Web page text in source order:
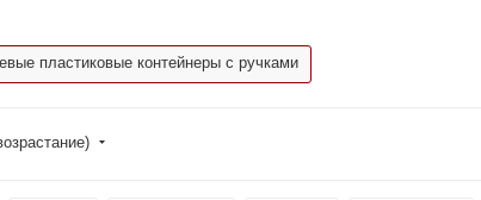
пластиковые контейнеры с ручками